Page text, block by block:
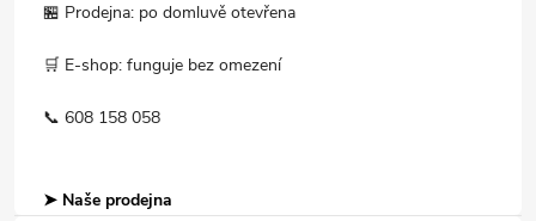
🏪 Prodejna: po domluvě otevřena
🛒 E-shop: funguje bez omezení
📞 608 158 058
➤ Naše prodejna